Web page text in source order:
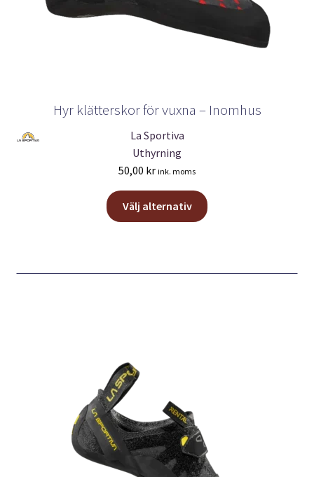
Hyr klätterskor för vuxna – Inomhus
La Sportiva
Uthyrning
50,00 kr ink. moms
Välj alternativ
Den
här